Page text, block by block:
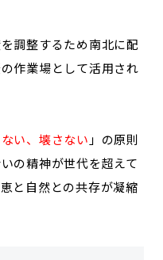
調整するため南北に配
作業場として活用され
い、壊さない 」の原則
の精神が世代を超えて
と自然との共存が凝縮